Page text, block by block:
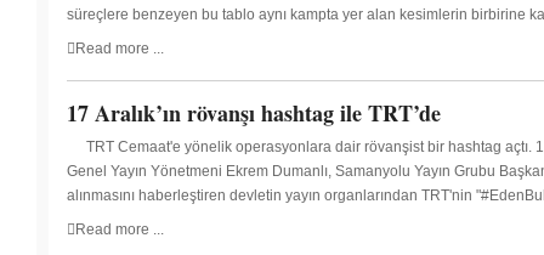
süreçlere benzeyen bu tablo aynı kampta yer alan kesimlerin birbirine
Read more ...
17 Aralık’ın rövanşı hashtag ile TRT’de
TRT Cemaat'e yönelik operasyonlara dair rövanşist bir hashtag açtı.
Genel Yayın Yönetmeni Ekrem Dumanlı, Samanyolu Yayın Grubu
alınmasını haberleştiren devletin yayın organlarından TRT'nin
Read more ...